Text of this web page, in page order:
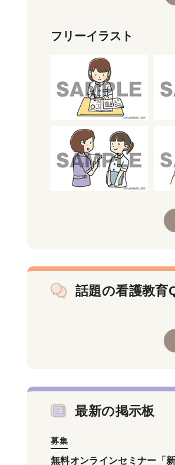
フリーイラスト
話題の看護教育
最新の掲示板
募集
無料オンラインセミナー「